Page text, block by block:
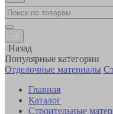
Назад
Популярные категории
Отделочные материалы
Главная
Каталог
Строительные